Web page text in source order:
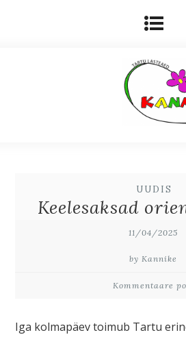
UUDIS
Keelesaksad
11/04/2025
by Kannike
Kommentaare
Iga kolmapäev toimub Tartu